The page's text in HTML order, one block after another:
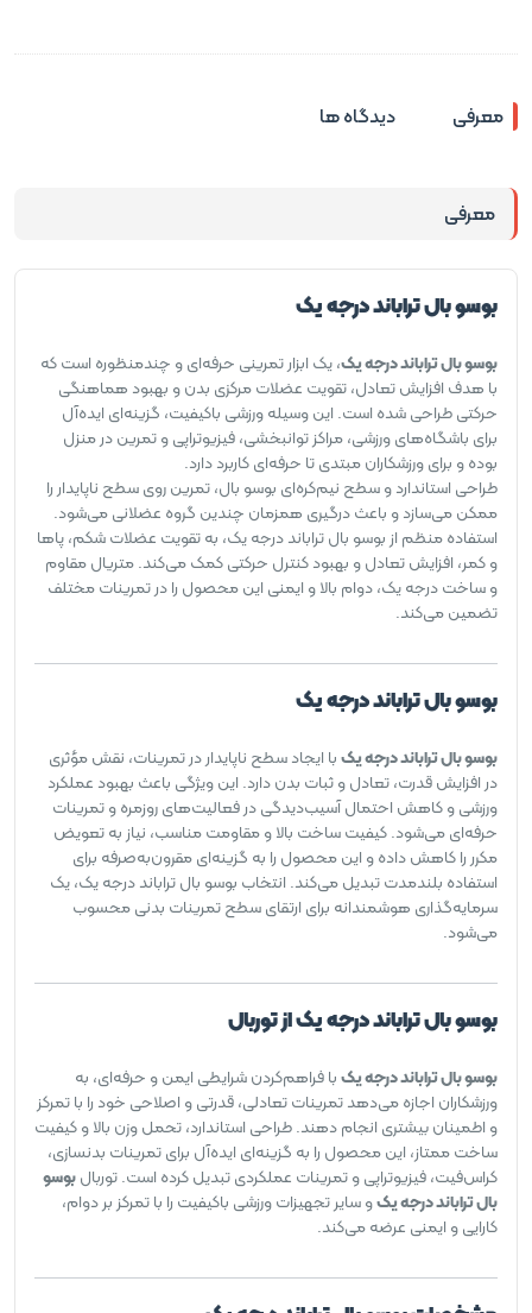
معرفی دیدگاه ها
معرفی
بوسو بال تراباند درجه یک
بوسو بال تراباند درجه یک، یک ابزار تمرینی حرفه‌ای و چندمنظوره است که
با هدف افزایش تعادل، تقویت عضلات مرکزی بدن و بهبود هماهنگی
حرکتی طراحی شده است. این وسیله ورزشی باکیفیت، گزینه‌ای ایده‌آل
برای باشگاه‌های ورزشی، مراکز توانبخشی، فیزیوتراپی و تمرین در منزل
بوده و برای ورزشکاران مبتدی تا حرفه‌ای کاربرد دارد.
طراحی استاندارد و سطح نیم‌کره‌ای بوسو بال، تمرین روی سطح ناپایدار را
ممکن می‌سازد و باعث درگیری همزمان چندین گروه عضلانی می‌شود.
استفاده منظم از بوسو بال تراباند درجه یک، به تقویت عضلات شکم، پاها
و کمر، افزایش تعادل و بهبود کنترل حرکتی کمک می‌کند. متریال مقاوم
و ساخت درجه یک، دوام بالا و ایمنی این محصول را در تمرینات مختلف
تضمین می‌کند.
بوسو بال تراباند درجه یک
بوسو بال تراباند درجه یکبا ایجاد سطح ناپایدار در تمرینات، نقش مؤثری
در افزایش قدرت، تعادل و ثبات بدن دارد. این ویژگی باعث بهبود عملکرد
ورزشی و کاهش احتمال آسیب‌دیدگی در فعالیت‌های روزمره و تمرینات
حرفه‌ای می‌شود. کیفیت ساخت بالا و مقاومت مناسب، نیاز به تعویض
مکرر را کاهش داده و این محصول را به گزینه‌ای مقرون‌به‌صرفه برای
استفاده بلندمدت تبدیل می‌کند. انتخاب بوسو بال تراباند درجه یک، یک
سرمایه‌گذاری هوشمندانه برای ارتقای سطح تمرینات بدنی محسوب
می‌شود.
بوسو بال تراباند درجه یک از توربال
بوسو بال تراباند درجه یکبا فراهم‌کردن شرایطی ایمن و حرفه‌ای، به
ورزشکاران اجازه می‌دهد تمرینات تعادلی، قدرتی و اصلاحی خود را با تمرکز
و اطمینان بیشتری انجام دهند. طراحی استاندارد، تحمل وزن بالا و کیفیت
ساخت ممتاز، این محصول را به گزینه‌ای ایده‌آل برای تمرینات بدنسازی،
کراس‌فیت، فیزیوتراپی و تمرینات عملکردی تبدیل کرده است. توربالبوسو
بال تراباند درجه یکو سایر تجهیزات ورزشی باکیفیت را با تمرکز بر دوام،
کارایی و ایمنی عرضه می‌کند.